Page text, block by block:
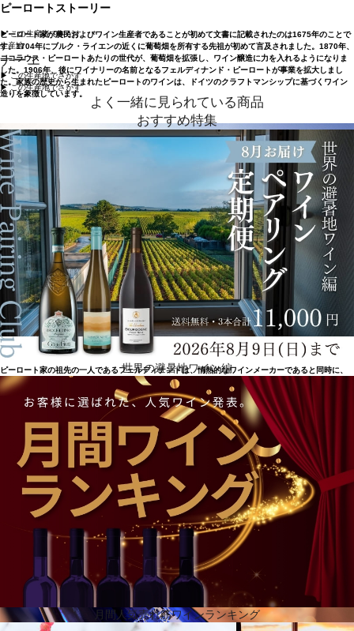
ピーロートストーリー
ピーロート家が農民およびワイン生産者であることが初めて文書に記載されたのは1675年のことで
す。1704年にブルク・ライエンの近くに葡萄畑を所有する先祖が初めて言及されました。1870年、
ニコラウス・ピーロートあたりの世代が、葡萄畑を拡張し、ワイン醸造に力を入れるようになりま
した。1906年、後にワイナリーの名前となるフェルディナンド・ピーロートが事業を拡大しまし
た。家族の歴史から生まれたピーロートのワインは、ドイツのクラフトマンシップに基づくワイン
造りを象徴しています。
ワインのエキサイティングな瞬間と楽しさを象徴
ピーロート家の祖先の一人であるフェルディナンドは、情熱的なワインメーカーであると同時に、
先見性のある人物でした。ナーエのワイナリーの歴史上初めて、1926年にワインを瓶詰めし、ワイ
ン愛好家に送り出したのです。それまで、ワインは樽から直接販売されていたのです。それからワ
インも生産者から飲み手へ直接出荷されるようになりました。1953年、エルマーとクノのピーロー
ト兄弟が、お客様のもとで個人的にワインを試飲するというアイデアで、国際的なワイン販売の基
礎を築き上げました。1960年、ピーロート社は拡大し、英国に初の海外支店を開設。2014年、ブル
ク・ライエンの家族経営ワイナリーは、25haを栽培するように。2015年、オーナー一族が監査役会
に参加し、会社の発展に貢献。2018年、ピーロートのコーポレートブランドを再び鮮明にし、ドイ
ツをはじめ世界各国で、ワインのエキサイティングな瞬間と楽しさを象徴しています。
▶︎ この生産者でさがす
生産地
ナーエ
▶︎ この生産地でさがす
▶︎ この生産地でさがす
よく一緒に見られている商品
おすすめ特集
世界の避暑地ワイン編
月間人気売れ筋ワインランキング